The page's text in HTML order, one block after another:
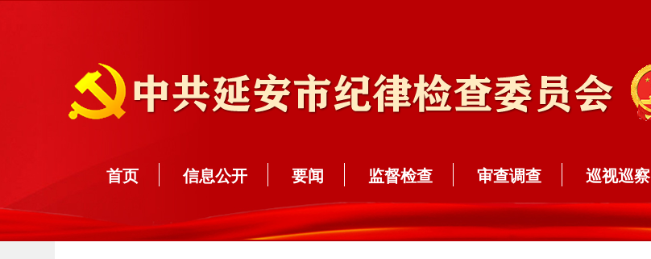
首页 信息公开 要闻 监督检查 审查调查 巡视巡察